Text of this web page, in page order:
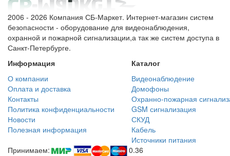
2006 - 2026 Компания СБ-Маркет. Интернет-магазин систем
безопасности - оборудование для видеонаблюдения,
охранной и пожарной сигнализации,а так же систем доступа в
Санкт-Петербурге.
Информация
Каталог
О компании
Видеонаблюдение
Оплата и доставка
Домофоны
Контакты
Охранно-пожарная
Политика конфиденциальности
GSM сигнализация
Новости
СКУД
Полезная информация
Кабель
Источники питания
Принимаем:
0.36